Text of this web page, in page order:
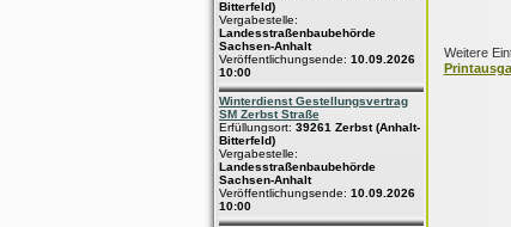
Bitterfeld)
Vergabestelle:
Landesstraßenbaubehörde
Sachsen-Anhalt
Veröffentlichungsende: 10.09.2026
10:00
Winterdienst Gestellungsvertrag
SM Zerbst Straße
Erfüllungsort: 39261 Zerbst (Anhalt-
Bitterfeld)
Vergabestelle:
Landesstraßenbaubehörde
Sachsen-Anhalt
Veröffentlichungsende: 10.09.2026
10:00
Weitere